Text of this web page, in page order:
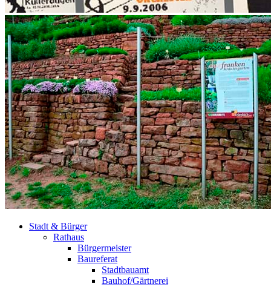
Stadt & Bürger
Rathaus
Bürgermeister
Baureferat
Stadtbauamt
Bauhof/Gärtnerei